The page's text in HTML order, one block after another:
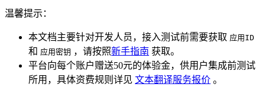
温馨提示：
本文档主要针对开发人员，接入测试前需要获取 应用ID
和 应用密钥 ，请按照新手指南 获取。
平台向每个账户赠送50元的体验金，供用户集成前测试
所用，具体资费规则详见 文本翻译服务报价 。